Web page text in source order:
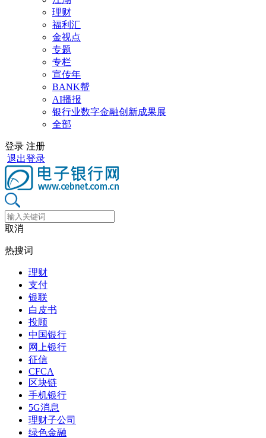
理财
福利汇
金视点
专题
专栏
宣传年
BANK帮
AI播报
银行业数字金融创新成果展
全部
登录 注册
退出登录
取消
热搜词
理财
支付
银联
白皮书
投顾
中国银行
网上银行
征信
CFCA
区块链
手机银行
5G消息
理财子公司
绿色金融